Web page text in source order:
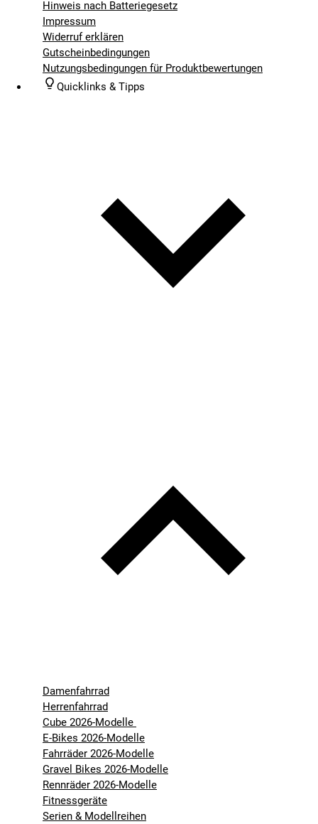
Hinweis nach Batteriegesetz
Impressum
Widerruf erklären
Gutscheinbedingungen
Nutzungsbedingungen für Produktbewertungen
Quicklinks & Tipps
Damenfahrrad
Herrenfahrrad
Cube 2026-Modelle
E-Bikes 2026-Modelle
Fahrräder 2026-Modelle
Gravel Bikes 2026-Modelle
Rennräder 2026-Modelle
Fitnessgeräte
Serien & Modellreihen